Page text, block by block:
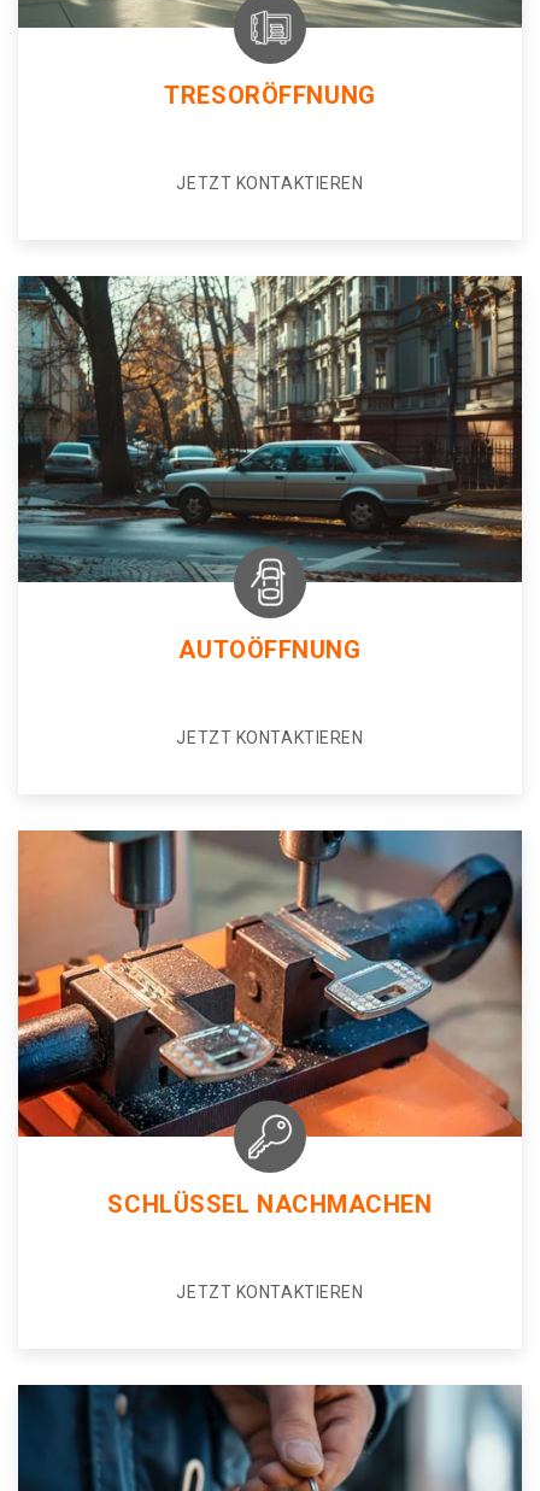
TRESORÖFFNUNG
JETZT KONTAKTIEREN
AUTOÖFFNUNG
JETZT KONTAKTIEREN
SCHLÜSSEL NACHMACHEN
JETZT KONTAKTIEREN